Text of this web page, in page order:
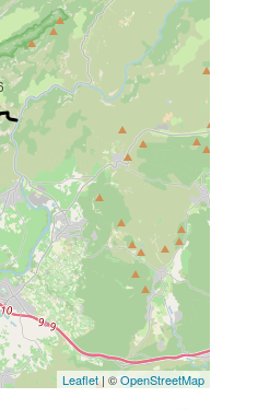
Leaflet| ©OpenStreetMap